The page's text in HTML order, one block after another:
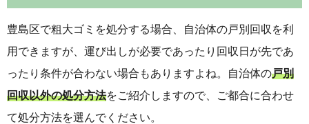
豊島区で粗大ゴミを処分する場合、自治体の戸別回収を利
用できますが、運び出しが必要であったり回収日が先であ
ったり条件が合わない場合もありますよね。自治体の戸別
回収以外の処分方法をご紹介しますので、ご都合に合わせ
て処分方法を選んでください。